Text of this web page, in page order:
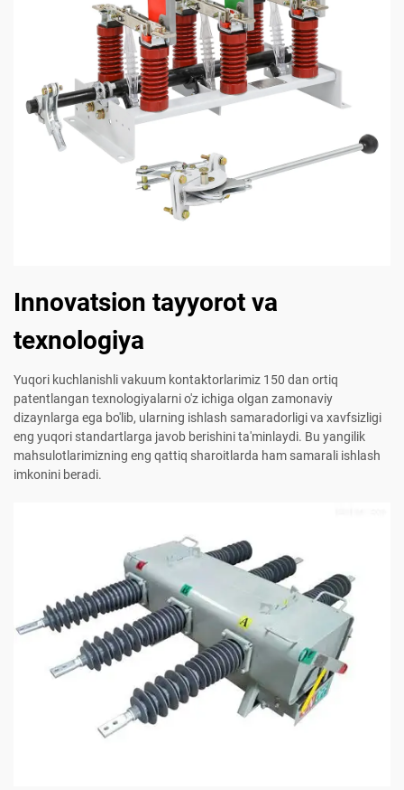
Innovatsion tayyorot va
texnologiya
Yuqori kuchlanishli vakuum kontaktorlarimiz 150 dan ortiq
patentlangan texnologiyalarni o'z ichiga olgan zamonaviy
dizaynlarga ega bo'lib, ularning ishlash samaradorligi va xavfsizligi
eng yuqori standartlarga javob berishini ta'minlaydi. Bu yangilik
mahsulotlarimizning eng qattiq sharoitlarda ham samarali ishlash
imkonini beradi.